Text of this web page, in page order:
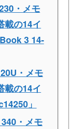
・メモ
載の14イ
3 14-
・メモ
載の14イ
」
・メモ